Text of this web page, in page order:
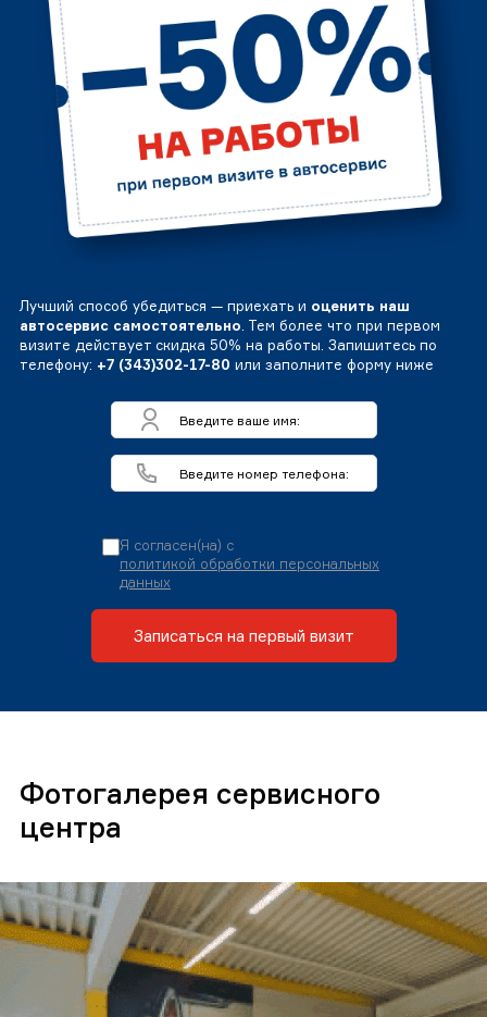
Лучший способ убедиться — приехать и оценить наш
автосервис самостоятельно. Тем более что при первом
визите действует скидка 50% на работы. Запишитесь по
телефону: +7 (343)302-17-80 или заполните форму ниже
Я согласен(на) с
политикой обработки персональных
данных
Записаться на первый визит
Фотогалерея сервисного
центра